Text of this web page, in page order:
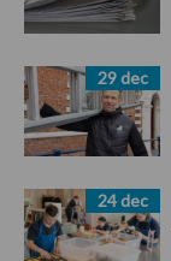
29 dec
24 dec